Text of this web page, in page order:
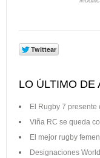
LO ÚLTIMO DE
El Rugby 7
Viña RC se queda
El mejor rugby
Designaciones